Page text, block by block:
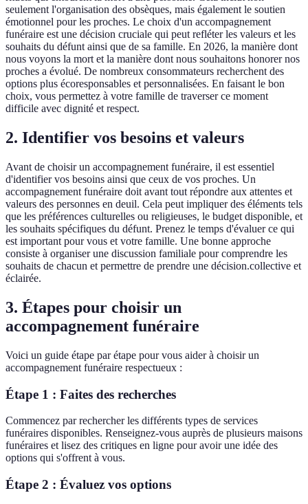
seulement l'organisation des obsèques, mais également le soutien
émotionnel pour les proches. Le choix d'un accompagnement
funéraire est une décision cruciale qui peut refléter les valeurs et les
souhaits du défunt ainsi que de sa famille. En 2026, la manière dont
nous voyons la mort et la manière dont nous souhaitons honorer nos
proches a évolué. De nombreux consommateurs recherchent des
options plus écoresponsables et personnalisées. En faisant le bon
choix, vous permettez à votre famille de traverser ce moment
difficile avec dignité et respect.
2. Identifier vos besoins et valeurs
Avant de choisir un accompagnement funéraire, il est essentiel
d'identifier vos besoins ainsi que ceux de vos proches. Un
accompagnement funéraire doit avant tout répondre aux attentes et
valeurs des personnes en deuil. Cela peut impliquer des éléments tels
que les préférences culturelles ou religieuses, le budget disponible, et
les souhaits spécifiques du défunt. Prenez le temps d'évaluer ce qui
est important pour vous et votre famille. Une bonne approche
consiste à organiser une discussion familiale pour comprendre les
souhaits de chacun et permettre de prendre une décision.collective et
éclairée.
3. Étapes pour choisir un
accompagnement funéraire
Voici un guide étape par étape pour vous aider à choisir un
accompagnement funéraire respectueux :
Étape 1 : Faites des recherches
Commencez par rechercher les différents types de services
funéraires disponibles. Renseignez-vous auprès de plusieurs maisons
funéraires et lisez des critiques en ligne pour avoir une idée des
options qui s'offrent à vous.
Étape 2 : Évaluez vos options